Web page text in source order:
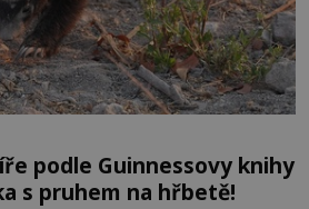
podle Guinnessovy knihy
s pruhem na hřbetě!